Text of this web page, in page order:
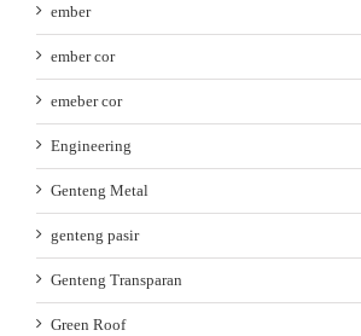
ember
ember cor
emeber cor
Engineering
Genteng Metal
genteng pasir
Genteng Transparan
Green Roof